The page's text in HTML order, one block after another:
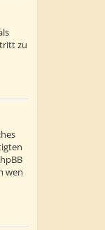
zu
wen